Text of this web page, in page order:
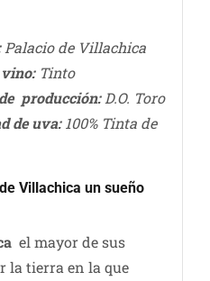
Palacio de Villachica
Tinto
producción:D.O. Toro
de uva:100% Tinta de
Villachica un sueño
el mayor de sus
la tierra en la que